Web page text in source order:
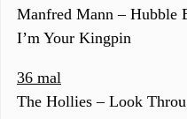
Manfred Mann – Hubble
I’m Your Kingpin
36 mal
The Hollies – Look